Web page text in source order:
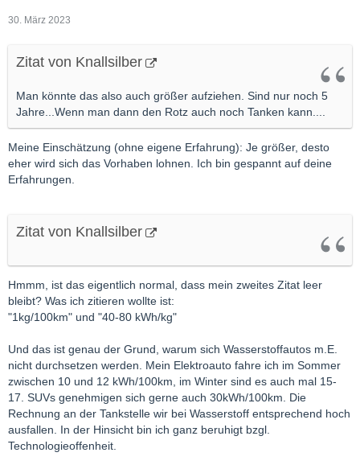
30. März 2023
Zitat von Knallsilber
Man könnte das also auch größer aufziehen. Sind nur noch 5
Jahre...Wenn man dann den Rotz auch noch Tanken kann....
Meine Einschätzung (ohne eigene Erfahrung): Je größer, desto
eher wird sich das Vorhaben lohnen. Ich bin gespannt auf deine
Erfahrungen.
Zitat von Knallsilber
Hmmm, ist das eigentlich normal, dass mein zweites Zitat leer
bleibt? Was ich zitieren wollte ist:
"1kg/100km" und "40-80 kWh/kg"
Und das ist genau der Grund, warum sich Wasserstoffautos m.E.
nicht durchsetzen werden. Mein Elektroauto fahre ich im Sommer
zwischen 10 und 12 kWh/100km, im Winter sind es auch mal 15-
17. SUVs genehmigen sich gerne auch 30kWh/100km. Die
Rechnung an der Tankstelle wir bei Wasserstoff entsprechend hoch
ausfallen. In der Hinsicht bin ich ganz beruhigt bzgl.
Technologieoffenheit.